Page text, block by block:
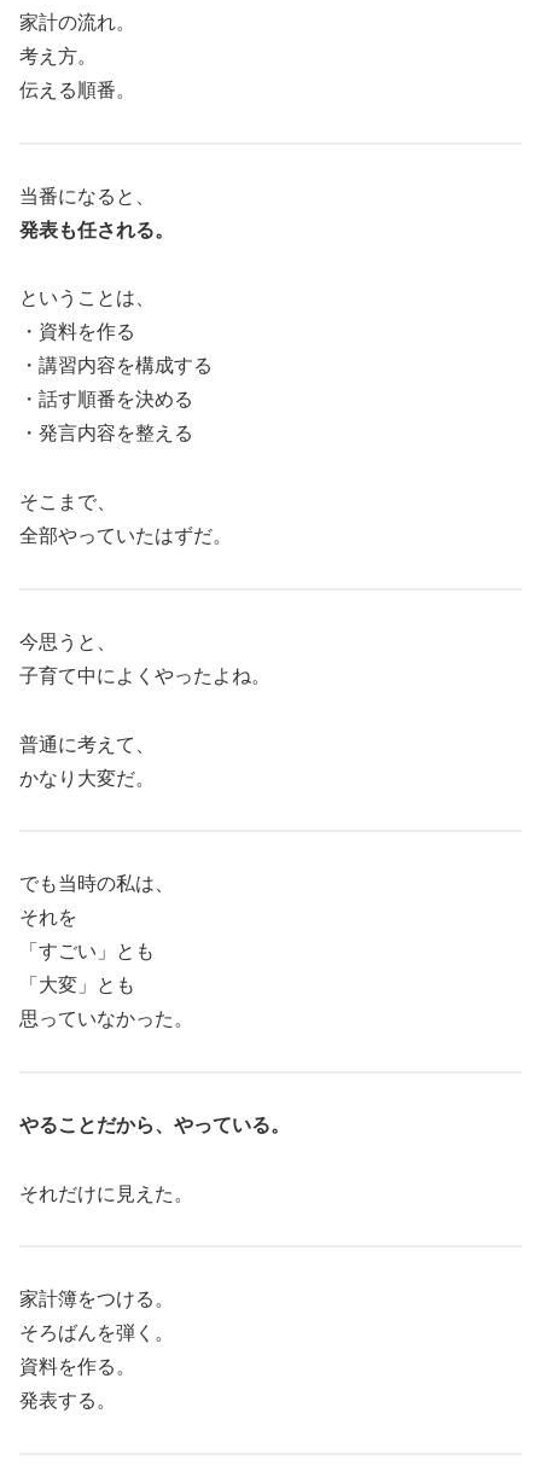
家計の流れ。
考え方。
伝える順番。
当番になると、
発表も任される。
ということは、
・資料を作る
・講習内容を構成する
・話す順番を決める
・発言内容を整える
そこまで、
全部やっていたはずだ。
今思うと、
子育て中によくやったよね。
普通に考えて、
かなり大変だ。
でも当時の私は、
それを
「すごい」とも
「大変」とも
思っていなかった。
やることだから、やっている。
それだけに見えた。
家計簿をつける。
そろばんを弾く。
資料を作る。
発表する。